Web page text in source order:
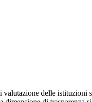
valutazione delle istituzioni